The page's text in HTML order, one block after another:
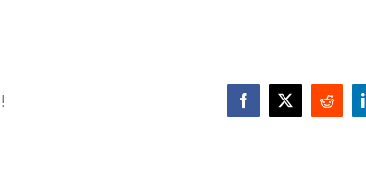
Facebook
X Reddit